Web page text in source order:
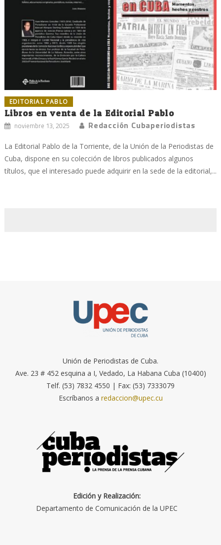
EDITORIAL PABLO
Libros en venta de la Editorial Pablo
noviembre 13, 2025 Redacción Cubaperiodistas
La Editorial Pablo de la Torriente, de la Unión de la Periodistas de
Cuba, dispone en su colección de libros publicados algunos
títulos, que el interesado puede adquirir en la sede de la editorial,...
Unión de Periodistas de Cuba.
Ave. 23 # 452 esquina a I, Vedado, La Habana Cuba (10400)
Telf. (53) 7832 4550 | Fax: (53) 7333079
Escríbanos a redaccion@upec.cu
Edición y Realización:
Departamento de Comunicación de la UPEC